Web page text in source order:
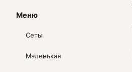
Меню
Сеты
Маленькая